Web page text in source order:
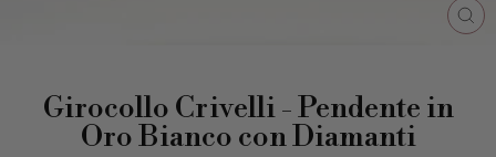
Girocollo Crivelli - Pendente in
Oro Bianco con Diamanti